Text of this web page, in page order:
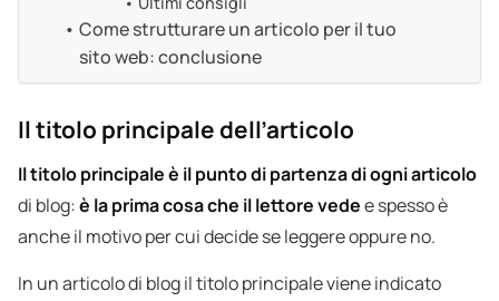
Come strutturare un articolo per il tuo
sito web: conclusione
Il titolo principale dell’articolo
Il titolo principale è il punto di partenza di ogni articolo
di blog:è la prima cosa che il lettore vedee spesso è
anche il motivo per cui decide se leggere oppure no.
In un articolo di blog il titolo principale viene indicato